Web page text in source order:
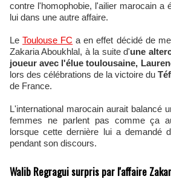
contre l'homophobie, l'ailier marocain a
lui dans une autre affaire.
LeToulouse FC a en effet décidé de
Zakaria Aboukhlal, à la suite d'une
joueur avec l'élue toulousaine,
lors des célébrations de la victoire du
de France.
L'international marocain aurait balancé
femmes ne parlent pas comme ça
lorsque cette dernière lui a demandé
pendant son discours.
Walib Regragui surpris par l'affaire